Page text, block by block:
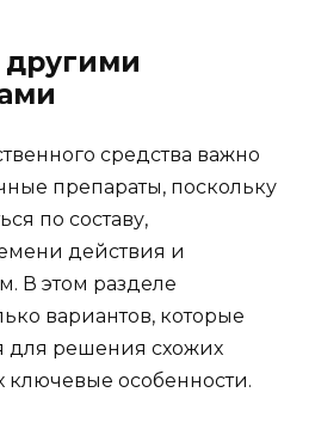
другими
средства важно
препараты, поскольку
по составу,
действия и
В этом разделе
вариантов, которые
для решения схожих
ключевые особенности.